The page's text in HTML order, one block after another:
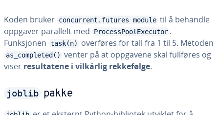
Koden bruker concurrent.futures module til å behandle
oppgaver parallelt med
ProcessPoolExecutor .
Funksjonen task(n) overføres for tall fra 1 til 5. Metoden
as_completed() venter på at oppgavene skal fullføres og
viser resultatene i vilkårlig rekkefølge.
joblib pakke